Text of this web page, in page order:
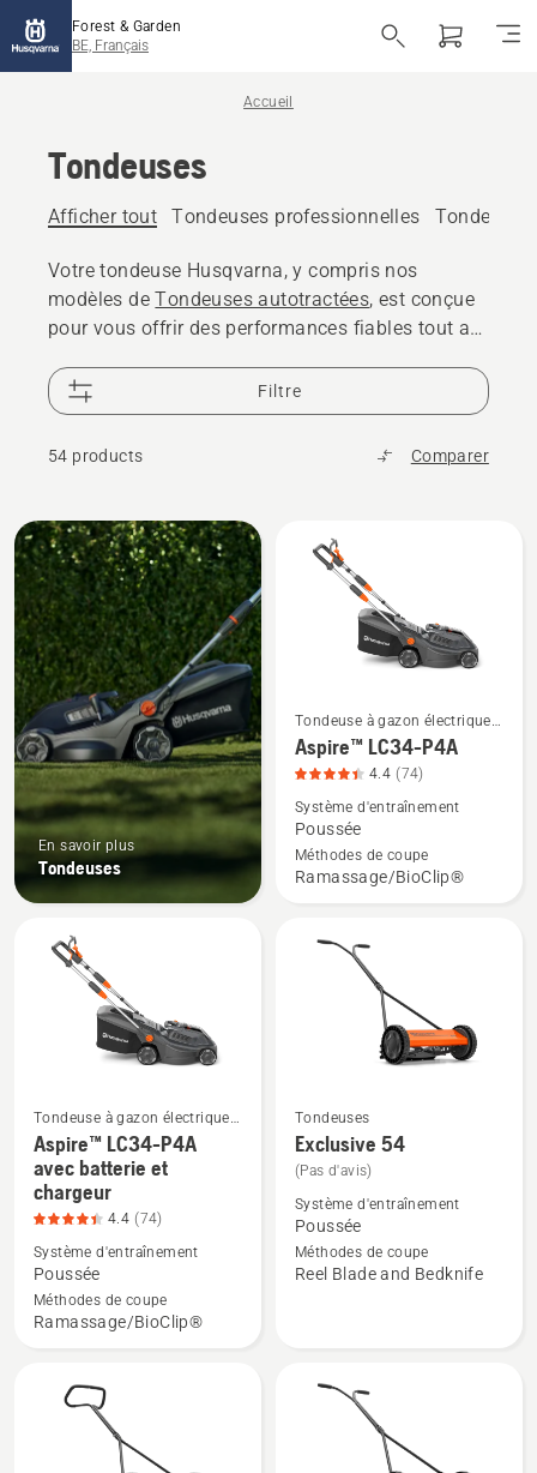
Forest & Garden
BE, Français
Accueil
Tondeuses
Afficher tout Tondeuses professionnelles Tondeuse
Votre tondeuse Husqvarna, y compris nos
modèles deTondeuses autotractées, est conçue
pour vous offrir des performances fiables tout au
tondeuses sont disponibles pendant plus de 10
ans et 25 000 revendeurs dans le monde sont là
pour vous aider
Filtre
54 products Comparer
Tous
les
produits
En savoir plus
Tondeuses
Voir
plus
de
détails
sur
Aspire™
Tondeuse à gazon électrique
& Tondeuse a batterie
Aspire™ LC34-P4A
4.4 (74)
Système d'entraînement
Poussée
Méthodes de coupe
Ramassage/BioClip®
Voir
plus
de
détails
sur
Aspire™
LC34-
batterie
Tondeuse à gazon électrique
& Tondeuse a batterie
Aspire™ LC34-P4A
avec batterie et
chargeur
4.4 (74)
Système d'entraînement
Poussée
Méthodes de coupe
Ramassage/BioClip®
Voir
plus
de
détails
sur
Tondeuses
Exclusive 54
(Pas d'avis)
Système d'entraînement
Poussée
Méthodes de coupe
Reel Blade and Bedknife